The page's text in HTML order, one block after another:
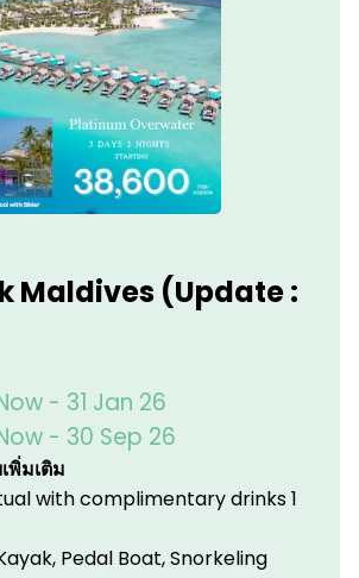
Maldives (Update :
- 31 Jan 26
- 30 Sep 26
พิ่มเติม
with complimentary drinks 1
Pedal Boat, Snorkeling